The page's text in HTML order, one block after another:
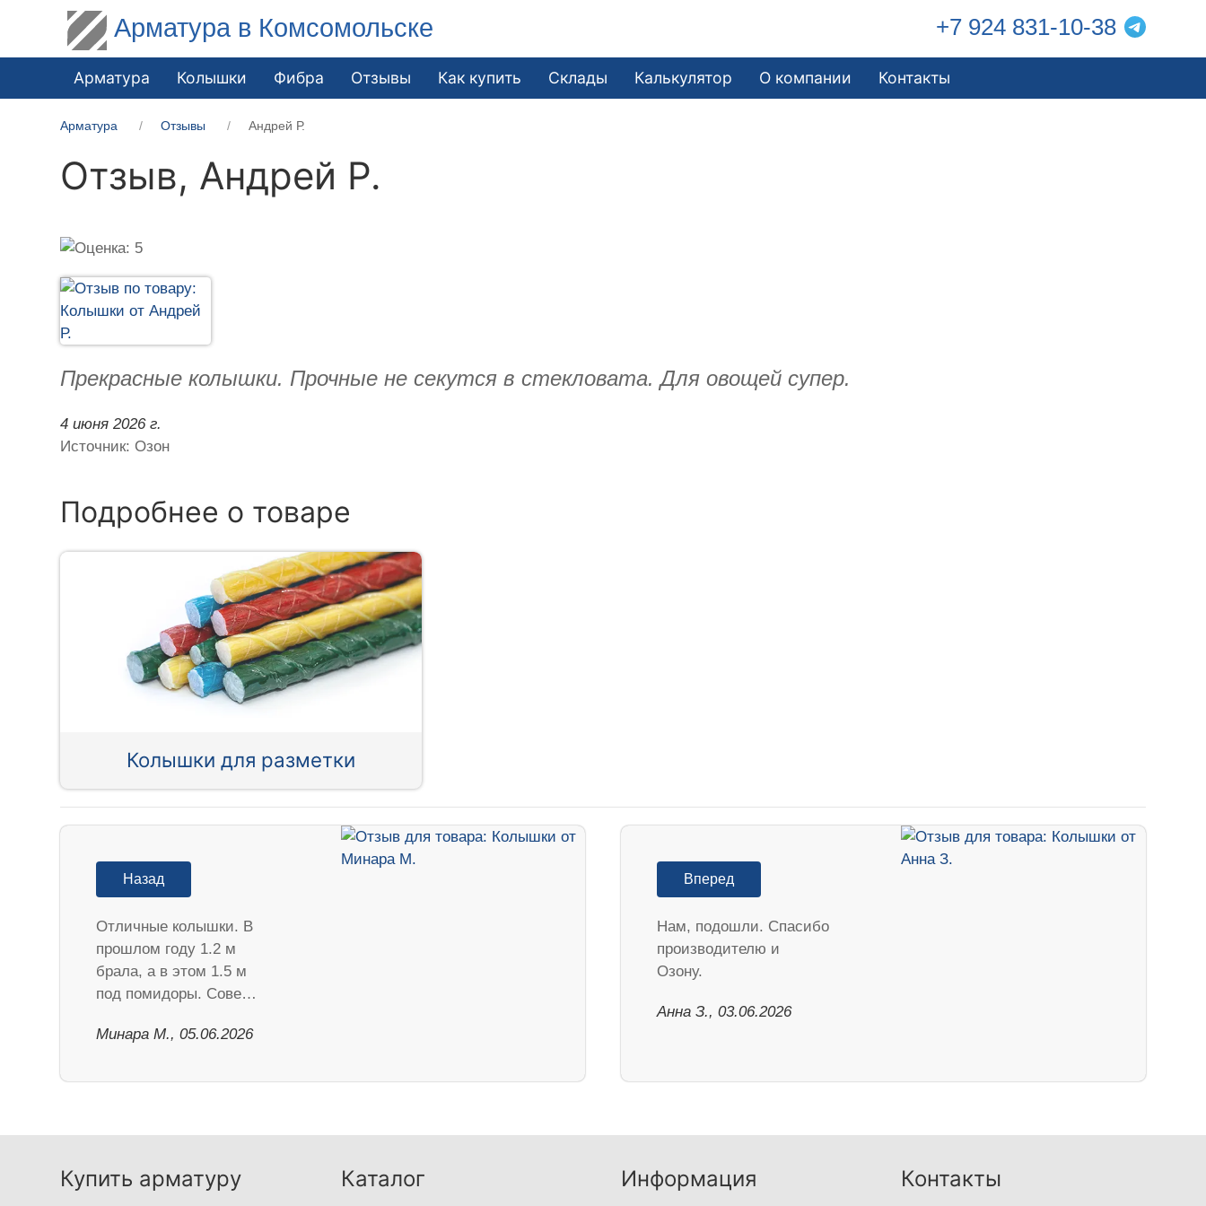
Арматура в Комсомольске +7 924 831-10-38
Арматура Колышки Фибра Отзывы Как купить Склады Калькулятор О компании Контакты
Арматура Отзывы Андрей Р.
Отзыв, Андрей Р.
Прекрасные колышки. Прочные не секутся в стекловата. Для овощей супер.
4 июня 2026 г.
Источник: Озон
Подробнее о товаре
Колышки для разметки
Назад
Отличные колышки. В
прошлом году 1.2 м
брала, а в этом 1.5 м
под помидоры. Сове…
Минара М., 05.06.2026
Вперед
Нам, подошли. Спасибо
производителю и
Озону.
Анна З., 03.06.2026
Купить арматуру Каталог Информация Контакты